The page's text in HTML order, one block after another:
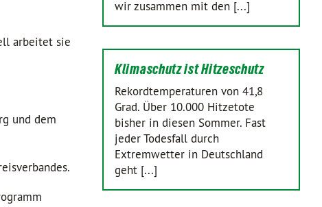
arbeitet sie
und dem
wir zusammen mit den [...]
Klimaschutz ist Hitzeschutz
Rekordtemperaturen von 41,8
Grad. Über 10.000 Hitzetote
bisher in diesen Sommer. Fast
jeder Todesfall durch
Extremwetter in Deutschland
geht [...]